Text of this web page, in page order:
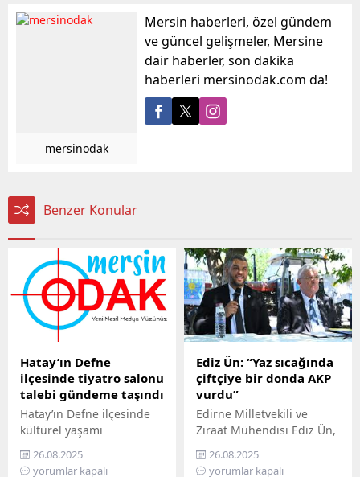
mersinodak
Mersin haberleri, özel gündem
ve güncel gelişmeler, Mersine
dair haberler, son dakika
haberleri mersinodak.com da!
Benzer Konular
Hatay’ın Defne
ilçesinde tiyatro salonu
talebi gündeme taşındı
Hatay’ın Defne ilçesinde
kültürel yaşamı
canlandırmak isteyen
sanatçılar, ilçeye bir
26.08.2025
yorumlar kapalı
Ediz Ün: “Yaz sıcağında
çiftçiye bir donda AKP
vurdu”
Edirne Milletvekili ve
Ziraat Mühendisi Ediz Ün,
kabine toplantısı sonrası
Cumhurbaşkanı
26.08.2025
yorumlar kapalı